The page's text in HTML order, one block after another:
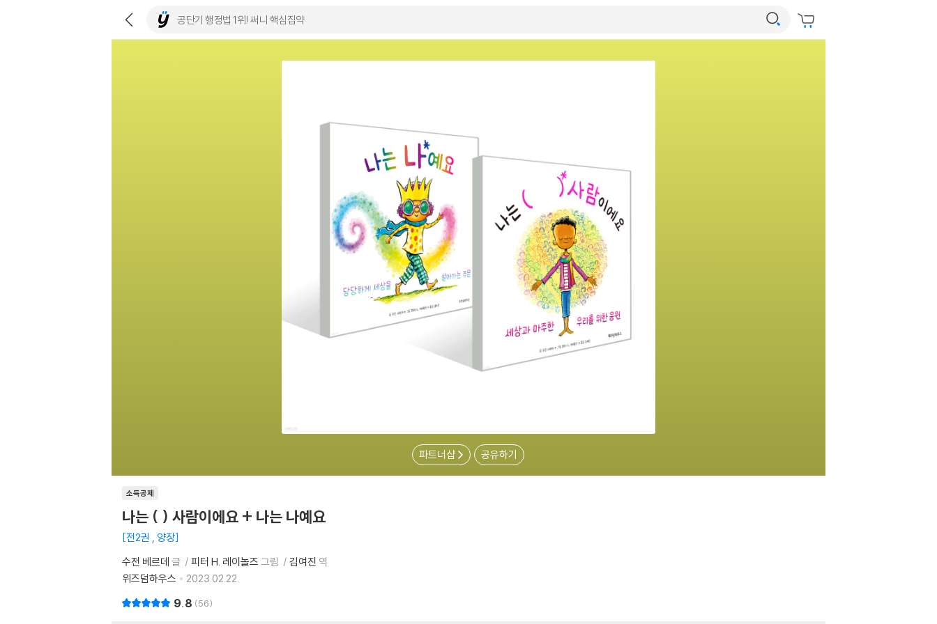
파트너샵 공유하기
소득공제
나는 ( ) 사람이에요 + 나는 나예요
전2권 , 양장
수전 베르데 글 피터 H. 레이놀즈 그림 김여진 역
위즈덤하우스
2023.02.22.
9.8 56